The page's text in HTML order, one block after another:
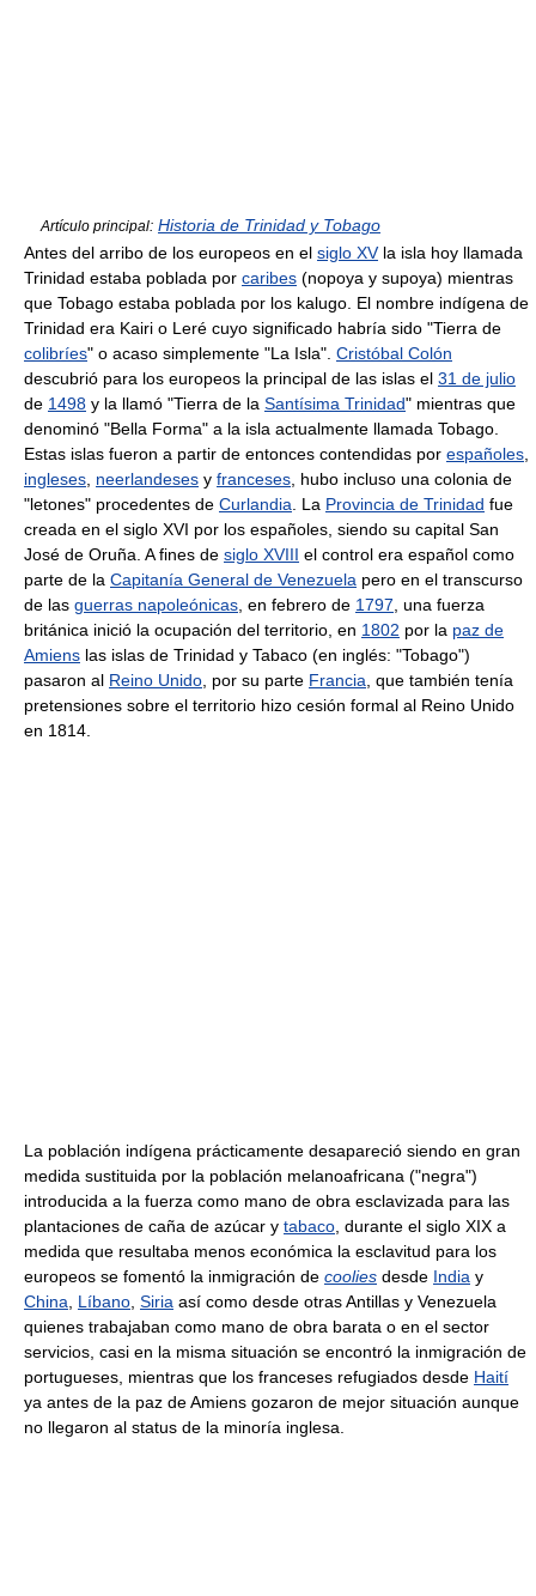
Artículo principal: Historia de Trinidad y Tobago
Antes del arribo de los europeos en el siglo XVla isla hoy llamada
Trinidad estaba poblada por caribes (nopoya y supoya) mientras
que Tobago estaba poblada por los kalugo. El nombre indígena de
Trinidad era Kairi o Leré cuyo significado habría sido "Tierra de
colibríes" o acaso simplemente "La Isla". Cristóbal Colón
descubrió para los europeos la principal de las islas el 31 de julio
de 1498 y la llamó "Tierra de la Santísima Trinidad" mientras que
denominó "Bella Forma" a la isla actualmente llamada Tobago.
Estas islas fueron a partir de entonces contendidas por españoles
ingleses neerlandeses y franceses , hubo incluso una colonia de
"letones" procedentes de Curlandia . La Provincia de Trinidad fue
creada en el siglo XVI por los españoles, siendo su capital San
José de Oruña. A fines de siglo XVIII el control era español como
parte de la Capitanía General de Venezuela pero en el transcurso
de las guerras napoleónicas , en febrero de 1797 , una fuerza
británica inició la ocupación del territorio, en 1802 por la paz de
Amiens las islas de Trinidad y Tabaco (en inglés: "Tobago")
pasaron al Reino Unido , por su parte Francia , que también tenía
pretensiones sobre el territorio hizo cesión formal al Reino Unido
en 1814.
La población indígena prácticamente desapareció siendo en gran
medida sustituida por la población melanoafricana ("negra")
introducida a la fuerza como mano de obra esclavizada para las
plantaciones de caña de azúcar y tabaco , durante el siglo XIX a
medida que resultaba menos económica la esclavitud para los
europeos se fomentó la inmigración de coolies desde India y
China
Líbano Siria así como desde otras Antillas y Venezuela
quienes trabajaban como mano de obra barata o en el sector
servicios, casi en la misma situación se encontró la inmigración de
portugueses, mientras que los franceses refugiados desde Haití
ya antes de la paz de Amiens gozaron de mejor situación aunque
no llegaron al status de la minoría inglesa.